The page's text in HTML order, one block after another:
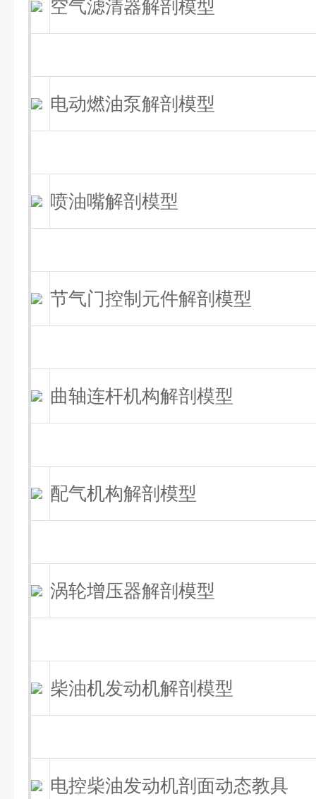
空气滤清器解剖模型
电动燃油泵解剖模型
喷油嘴解剖模型
节气门控制元件解剖模型
曲轴连杆机构解剖模型
配气机构解剖模型
涡轮增压器解剖模型
柴油机发动机解剖模型
电控柴油发动机剖面动态教具